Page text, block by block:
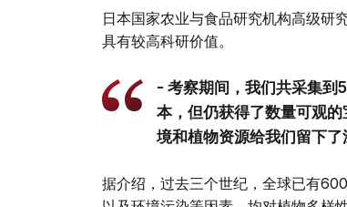
日本国家农业与食品研究机构高级
具有较高科研价值。
- 考察期间，我们共采集到
本，但仍获得了数量可观
境和植物资源给我们留下了
据介绍，过去三个世纪，全球已有